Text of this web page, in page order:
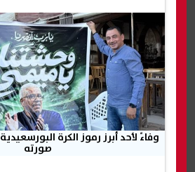
وفاءً لأحد أبرز رموز الكرة
صورته